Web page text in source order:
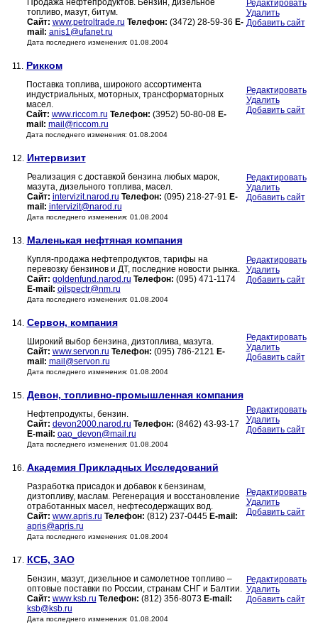
Продажа нефтепродуктов. Бензин, дизельное
топливо, мазут, битум.
Сайт: www.petroltrade.ru Телефон: (3472) 28-59-36 E-
mail: anis1@ufanet.ru
Дата последнего изменения: 01.08.2004
Редактировать
Удалить
Добавить сайт
11. Рикком
Поставка топлива, широкого ассортимента
индустриальных, моторных, трансформаторных
масел.
Сайт: www.riccom.ru Телефон: (3952) 50-80-08 E-
mail: mail@riccom.ru
Дата последнего изменения: 01.08.2004
Редактировать
Удалить
Добавить сайт
12. Интервизит
Реализация с доставкой бензина любых марок,
мазута, дизельного топлива, масел.
Сайт: intervizit.narod.ru Телефон: (095) 218-27-91 E-
mail: intervizit@narod.ru
Дата последнего изменения: 01.08.2004
Редактировать
Удалить
Добавить сайт
13. Маленькая нефтяная компания
Купля-продажа нефтепродуктов, тарифы на
перевозку бензинов и ДТ, последние новости рынка.
Сайт: goldenfund.narod.ru Телефон: (095) 471-1174
E-mail: oilspectr@nm.ru
Дата последнего изменения: 01.08.2004
Редактировать
Удалить
Добавить сайт
14. Сервон, компания
Широкий выбор бензина, дизтоплива, мазута.
Сайт: www.servon.ru Телефон: (095) 786-2121 E-
mail: mail@servon.ru
Дата последнего изменения: 01.08.2004
Редактировать
Удалить
Добавить сайт
15. Девон, топливно-промышленная компания
Нефтепродукты, бензин.
Сайт: devon2000.narod.ru Телефон: (8462) 43-93-17
E-mail: oao_devon@mail.ru
Дата последнего изменения: 01.08.2004
Редактировать
Удалить
Добавить сайт
16. Академия Прикладных Исследований
Разработка присадок и добавок к бензинам,
дизтопливу, маслам. Регенерация и восстановление
отработанных масел, нефтесодержащих вод.
Сайт: www.apris.ru Телефон: (812) 237-0445 E-mail:
apris@apris.ru
Дата последнего изменения: 01.08.2004
Редактировать
Удалить
Добавить сайт
17. КСБ, ЗАО
Бензин, мазут, дизельное и самолетное топливо –
оптовые поставки по России, странам СНГ и Балтии.
Сайт: www.ksb.ru Телефон: (812) 356-8073 E-mail:
ksb@ksb.ru
Дата последнего изменения: 01.08.2004
Редактировать
Удалить
Добавить сайт